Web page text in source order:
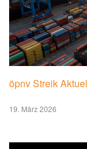
öpnv Streik
19. März 2026